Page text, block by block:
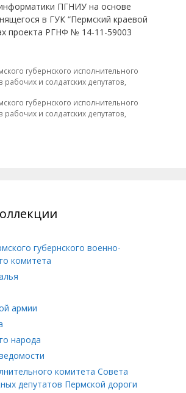
ПГНИУ на основе
в ГУК “Пермский краевой
проекта РГНФ № 14-11-59003
губернского исполнительного
рабочих и солдатских депутатов,
губернского исполнительного
рабочих и солдатских депутатов,
губернского военно-
комитета
армии
народа
комитета Совета
депутатов Пермской дороги